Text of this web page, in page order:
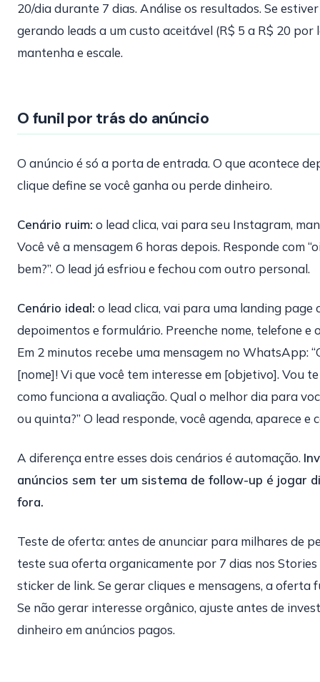
20/dia durante 7 dias. Análise os resultados. Se estiver
gerando leads a um custo aceitável (R$ 5 a R$ 20 por
mantenha e escale.
O funil por trás do anúncio
O anúncio é só a porta de entrada. O que acontece
clique define se você ganha ou perde dinheiro.
Cenário ruim: o lead clica, vai para seu Instagram,
Você vê a mensagem 6 horas depois. Responde com
bem?”. O lead já esfriou e fechou com outro personal.
Cenário ideal: o lead clica, vai para uma landing page
depoimentos e formulário. Preenche nome, telefone e
Em 2 minutos recebe uma mensagem no WhatsApp:
[nome]! Vi que você tem interesse em [objetivo]. Vou
como funciona a avaliação. Qual o melhor dia para
ou quinta?” O lead responde, você agenda, aparece e
A diferença entre esses dois cenários é automação.
anúncios sem ter um sistema de follow-up é jogar
fora.
Teste de oferta: antes de anunciar para milhares de
teste sua oferta organicamente por 7 dias nos Stories
sticker de link. Se gerar cliques e mensagens, a oferta
Se não gerar interesse orgânico, ajuste antes de
dinheiro em anúncios pagos.